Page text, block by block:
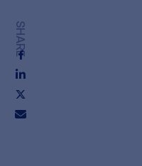
SHARE